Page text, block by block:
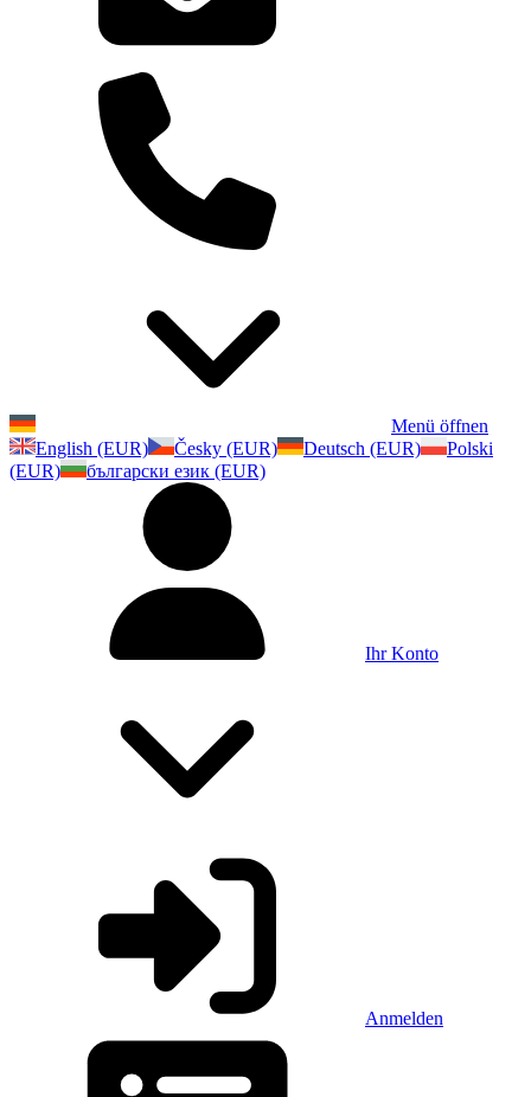
Menü öffnen
English (EUR)
Česky (EUR) Deutsch (EUR)
Polski
(EUR)
български език (EUR)
Ihr Konto
Anmelden